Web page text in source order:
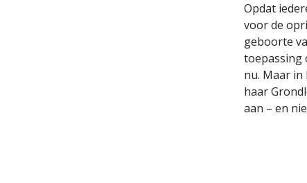
Opdat
voor de
geboorte
toepassing
nu. Maar
haar
aan – en